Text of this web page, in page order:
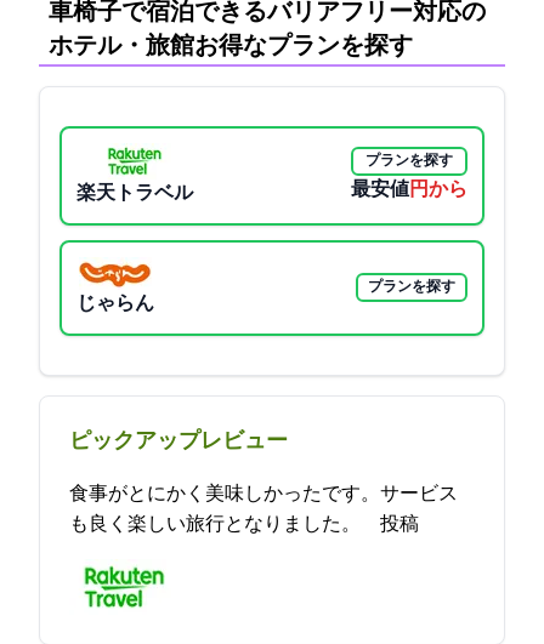
車椅子で宿泊できるバリアフリー対応の
ホテル・旅館:お得なプランを探す
楽天トラベル
プランを探す
最安値16830円から
じゃらん
プランを探す
ピックアップレビュー
食事がとにかく美味しかったです。サービス
も良く楽しい旅行となりました。 2021-11-23 16:01:00投稿